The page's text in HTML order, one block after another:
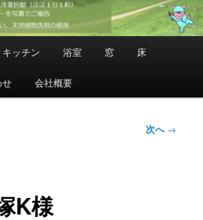
キッチン 浴室 窓 床
せ 会社概要
次へ→
K様